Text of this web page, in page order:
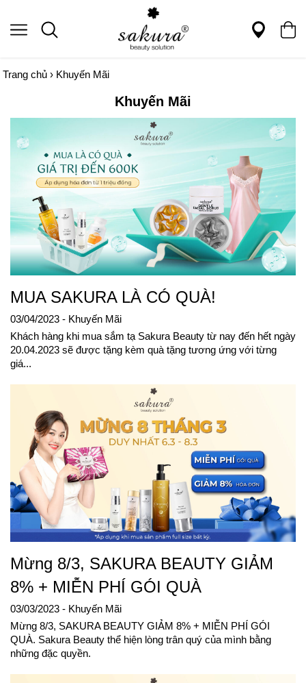
Trang chủ › Khuyến Mãi
Khuyến Mãi
MUA SAKURA LÀ CÓ QUÀ!
03/04/2023 - Khuyến Mãi
Khách hàng khi mua sắm tạ Sakura Beauty từ nay đến hết ngày
20.04.2023 sẽ được tặng kèm quà tặng tương ứng với từng
giá...
Mừng 8/3, SAKURA BEAUTY GIẢM
8% + MIỄN PHÍ GÓI QUÀ
03/03/2023 - Khuyến Mãi
Mừng 8/3, SAKURA BEAUTY GIẢM 8% + MIỄN PHÍ GÓI
QUÀ. Sakura Beauty thể hiện lòng trân quý của mình bằng
những đặc quyền.